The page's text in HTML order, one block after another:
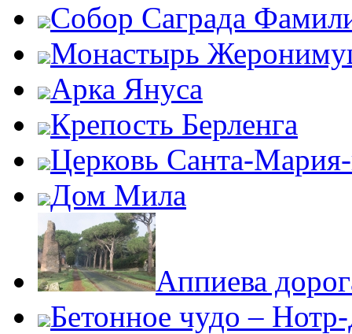
Собор Саграда
Монастырь
Арка Януса
Крепость Берленга
Церковь Санта-
Дом Мила
Аппиева
Бетонное чудо –